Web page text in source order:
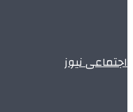
اجتماعی نیوز